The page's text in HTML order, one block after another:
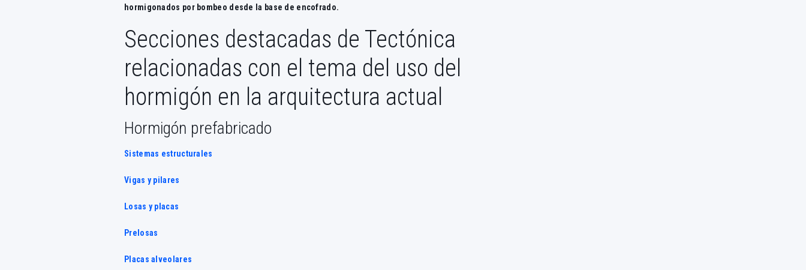
hormigonados por bombeo desde la base de encofrado.
Secciones destacadas de Tectónica
relacionadas con el tema del uso del
hormigón en la arquitectura actual
Hormigón prefabricado
Sistemas estructurales
Vigas y pilares
Losas y placas
Prelosas
Placas alveolares